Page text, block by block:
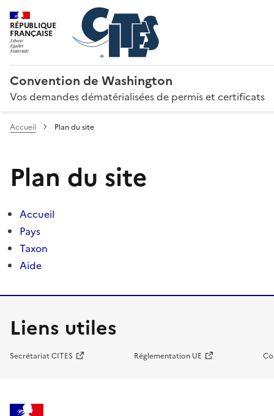
RÉPUBLIQUE
FRANÇAISE
Convention de Washington
Vos demandes dématérialisées de permis et certificats
Accueil Plan du site
Plan du site
Accueil
Pays
Taxon
Aide
Liens utiles
Secrétariat CITES Réglementation UE